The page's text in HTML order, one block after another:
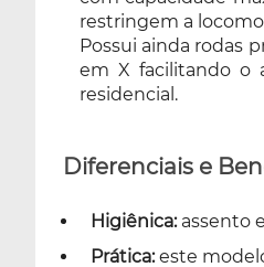
externos, hospitais, clínicas e
restringem a
Possui ainda rodas
em X facilitando o
residencial.
Diferenciais e
Higiênica:assento
Prática:este